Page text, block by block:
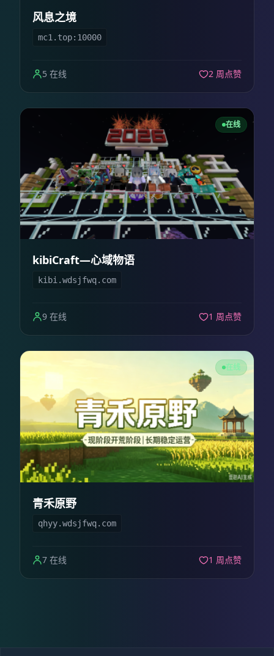
风息之境
mc1.top:10000
5 在线 2 周点赞
在线
kibiCraft—心域物语
kibi.wdsjfwq.com
9 在线 1 周点赞
在线
青禾原野
qhyy.wdsjfwq.com
7 在线 1 周点赞